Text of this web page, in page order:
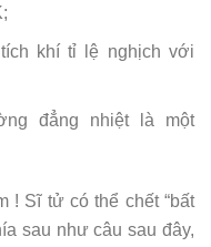
khí tỉ lệ nghịch với
đẳng nhiệt là một
! Sĩ tử có thể chết “bất
sau như câu sau đây,